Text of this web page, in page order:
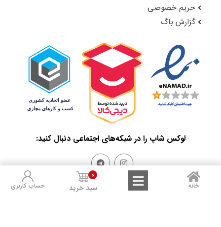
حریم خصوصی
گزارش باگ
لوکس شاپ را در شبکه‌های اجتماعی دنبال کنید:
خانه سبد خرید
0
حساب کاربری